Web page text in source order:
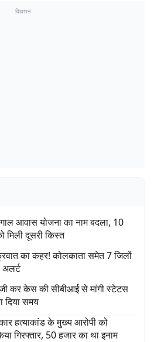
विज्ञापन
आवास योजना का नाम बदला, 10
दूसरी किस्त
का कहर! कोलकाता समेत 7 जिलों
अलर्ट
कर केस की सीबीआई से मांगी स्टेटस
दिया समय
हत्याकांड के मुख्य आरोपी को
गिरफ्तार, 50 हजार का था इनाम